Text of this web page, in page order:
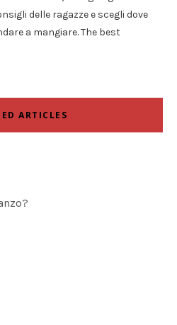
delle ragazze e scegli dove
a mangiare. The best
ARTICLES